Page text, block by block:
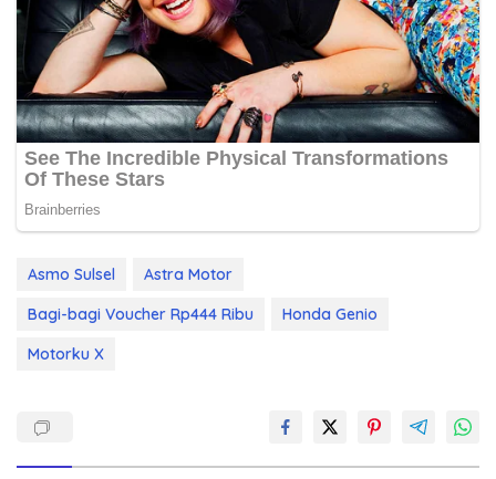
Asmo Sulsel
Astra Motor
Bagi-bagi Voucher Rp444 Ribu
Honda Genio
Motorku X